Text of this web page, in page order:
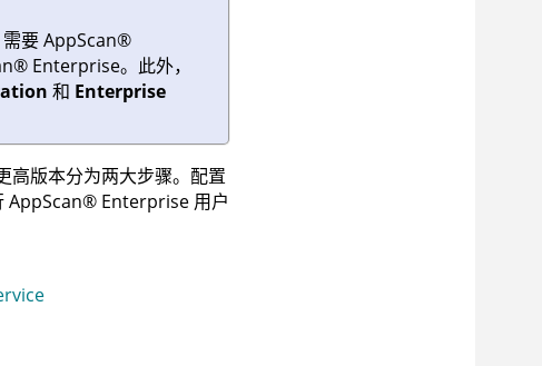
要AppScan®
®Enterprise。此外，
和 Enterprise
高版本分为两大步骤。配置
AppScan®Enterprise用户